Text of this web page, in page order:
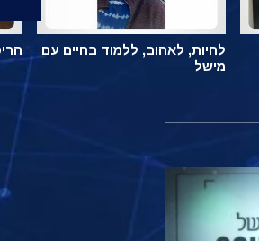
לחיות, לאהוב, ללמוד בחיים עם
מישל